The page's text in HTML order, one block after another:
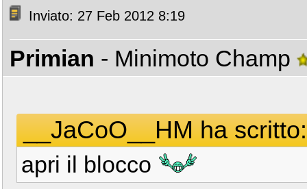
Inviato: 27 Feb 2012 8:19
Primian - Minimoto Champ
__JaCoO__HM ha scritto:
apri il blocco